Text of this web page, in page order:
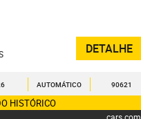
DETALHE
AUTOMÁTICO 90621
HISTÓRICO